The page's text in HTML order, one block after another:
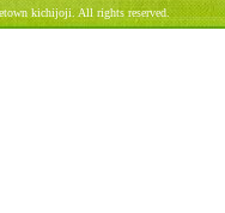
kichijoji. All rights reserved.